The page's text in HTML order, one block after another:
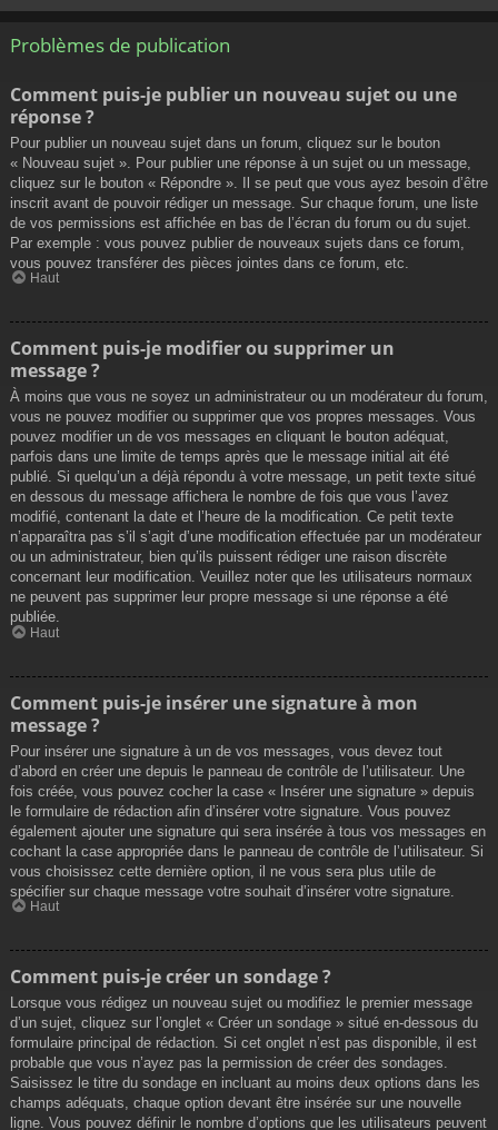
Problèmes de publication
Comment puis-je publier un nouveau sujet ou une
réponse ?
Pour publier un nouveau sujet dans un forum, cliquez sur le bouton
« Nouveau sujet ». Pour publier une réponse à un sujet ou un message,
cliquez sur le bouton « Répondre ». Il se peut que vous ayez besoin d’être
inscrit avant de pouvoir rédiger un message. Sur chaque forum, une liste
de vos permissions est affichée en bas de l’écran du forum ou du sujet.
Par exemple : vous pouvez publier de nouveaux sujets dans ce forum,
vous pouvez transférer des pièces jointes dans ce forum, etc.
Haut
Comment puis-je modifier ou supprimer un
message ?
À moins que vous ne soyez un administrateur ou un modérateur du forum,
vous ne pouvez modifier ou supprimer que vos propres messages. Vous
pouvez modifier un de vos messages en cliquant le bouton adéquat,
parfois dans une limite de temps après que le message initial ait été
publié. Si quelqu’un a déjà répondu à votre message, un petit texte situé
en dessous du message affichera le nombre de fois que vous l’avez
modifié, contenant la date et l’heure de la modification. Ce petit texte
n’apparaîtra pas s’il s’agit d’une modification effectuée par un modérateur
ou un administrateur, bien qu’ils puissent rédiger une raison discrète
concernant leur modification. Veuillez noter que les utilisateurs normaux
ne peuvent pas supprimer leur propre message si une réponse a été
publiée.
Haut
Comment puis-je insérer une signature à mon
message ?
Pour insérer une signature à un de vos messages, vous devez tout
d’abord en créer une depuis le panneau de contrôle de l’utilisateur. Une
fois créée, vous pouvez cocher la case « Insérer une signature » depuis
le formulaire de rédaction afin d’insérer votre signature. Vous pouvez
également ajouter une signature qui sera insérée à tous vos messages en
cochant la case appropriée dans le panneau de contrôle de l’utilisateur. Si
vous choisissez cette dernière option, il ne vous sera plus utile de
spécifier sur chaque message votre souhait d’insérer votre signature.
Haut
Comment puis-je créer un sondage ?
Lorsque vous rédigez un nouveau sujet ou modifiez le premier message
d’un sujet, cliquez sur l’onglet « Créer un sondage » situé en-dessous du
formulaire principal de rédaction. Si cet onglet n’est pas disponible, il est
probable que vous n’ayez pas la permission de créer des sondages.
Saisissez le titre du sondage en incluant au moins deux options dans les
champs adéquats, chaque option devant être insérée sur une nouvelle
ligne. Vous pouvez définir le nombre d’options que les utilisateurs peuvent